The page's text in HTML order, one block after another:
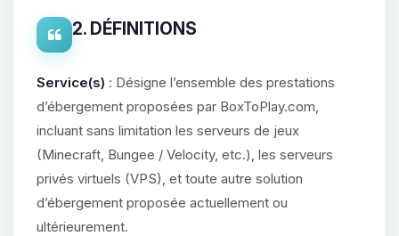
2. DÉFINITIONS
Service(s) : Désigne l’ensemble des prestations
d’ébergement proposées par BoxToPlay.com,
incluant sans limitation les serveurs de jeux
(Minecraft, Bungee / Velocity, etc.), les serveurs
privés virtuels (VPS), et toute autre solution
d’ébergement proposée actuellement ou
ultérieurement.